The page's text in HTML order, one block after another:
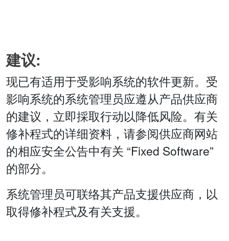
建议:
现已有适用于受影响系统的软件更新。受
影响系统的系统管理员应遵从产品供应商
的建议，立即採取行动以降低风险。有关
修补程式的详细资料，请参阅供应商网站
的相应安全公告中有关 “Fixed Software”
的部分。
系统管理员可联络其产品支援供应商，以
取得修补程式及有关支援。